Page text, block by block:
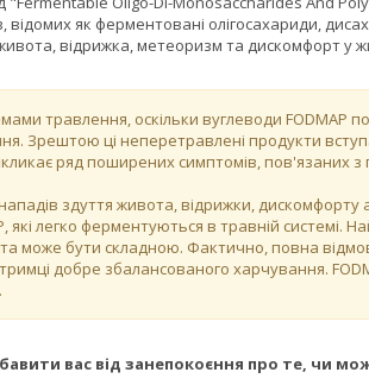
як ферментовані олігосахариди,
відрижка, метеоризм та дискомфорт у
травлення, оскільки вуглеводи
Зрештою ці неперетравлені продукти
ряд поширених симптомів, пов'язаних з
здуття живота, відрижки, дискомфорту
які легко ферментуються в травній
може бути складною. Фактично, повна
добре збалансованого харчування.
вас від занепокоєння про те, чи